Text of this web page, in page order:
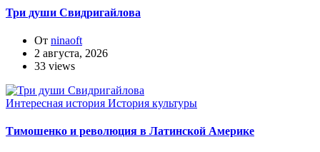
Три души Свидригайлова
От ninaoft
2 августа, 2026
33 views
Интересная история История культуры
Тимошенко и революция в Латинской Америке